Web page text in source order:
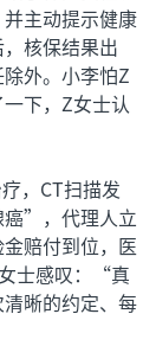
主动提示健康
核保结果出
外。小李怕Z
下，Z女士认
，CT扫描发
癌”，代理人立
赔付到位，医
士感叹：“真
晰的约定、每